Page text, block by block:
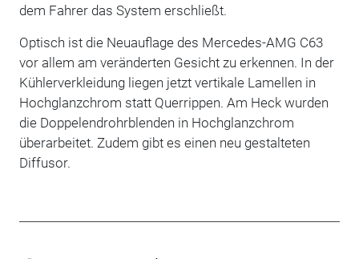
dem Fahrer das System erschließt.
Optisch ist die Neuauflage des Mercedes-AMG C63
vor allem am veränderten Gesicht zu erkennen. In der
Kühlerverkleidung liegen jetzt vertikale Lamellen in
Hochglanzchrom statt Querrippen. Am Heck wurden
die Doppelendrohrblenden in Hochglanzchrom
überarbeitet. Zudem gibt es einen neu gestalteten
Diffusor.